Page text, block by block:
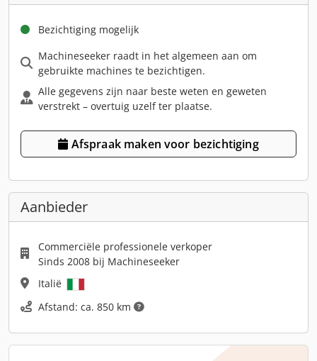
Bezichtiging mogelijk
Machineseeker raadt in het algemeen aan om
gebruikte machines te bezichtigen.
Alle gegevens zijn naar beste weten en geweten
verstrekt – overtuig uzelf ter plaatse.
Afspraak maken voor bezichtiging
Aanbieder
Commerciële professionele verkoper
Sinds 2008 bij Machineseeker
Italië
Afstand: ca. 850 km